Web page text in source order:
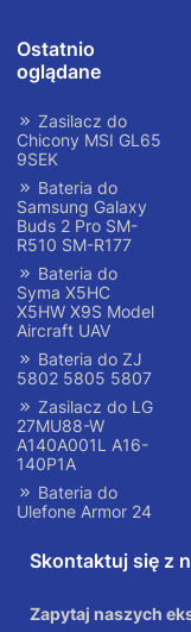
Ostatnio
oglądane
Zasilacz do
Chicony MSI GL65
9SEK
Bateria do
Samsung Galaxy
Buds 2 Pro SM-
R510 SM-R177
Bateria do
Syma X5HC
X5HW X9S Model
Aircraft UAV
Bateria do ZJ
5802 5805 5807
Zasilacz do LG
27MU88-W
A140A001L A16-
140P1A
Bateria do
Ulefone Armor 24
Skontaktuj się z
Zapytaj naszych